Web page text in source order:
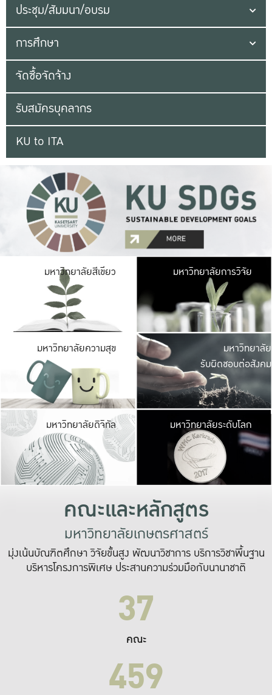
ประชุม/สัมมนา/อบรม
การศึกษา
จัดซื้อจัดจ้าง
รับสมัครบุคลากร
KU to ITA
มหาวิทยาลัยสีเขียว มหาวิ
มีพื้นที่เขียวสดใส
เป็นป่าในเมือง เกษต
มหาวิทยาลัยการวิจัย
มหาวิทยาลัยความสุข มหาวิ
ค
เปิดประ
และพบเรื่องราวใ
มหาวิทยาลัย
รับผิดชอบต่อสังคม
มหาวิทยาลัยดิจิทัล มหาวิ
เปลี่ยนแปลง แล
เพื่อทำง
ระบบสารสนเทศ
มหาวิทยาลัยระดับโลก
คณะและหลักสูตร
มหาวิทยาลัยเกษตรศาสตร์
มุ่งเน้นบัณฑิตศึกษา วิจัยขั้นสูง พัฒนาวิชาการ บริการวิชาพื้นฐาน
บริหารโครงการพิเศษ ประสานความร่วมมือกับนานาชาติ
37
คณะ
459